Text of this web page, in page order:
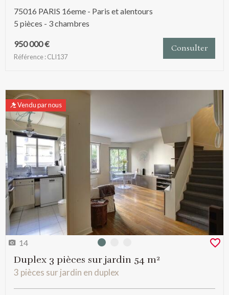
75016 PARIS 16eme - Paris et alentours
5 pièces - 3 chambres
950 000 €
Référence : CLI137
Consulter
Vendu par nous
14 Photo 0
Duplex 3 pièces sur jardin 54 m²
3 pièces sur jardin en duplex